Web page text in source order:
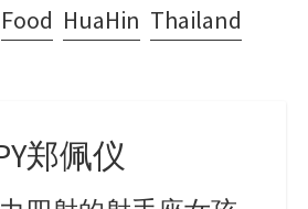
Food HuaHin Thailand
郑佩仪